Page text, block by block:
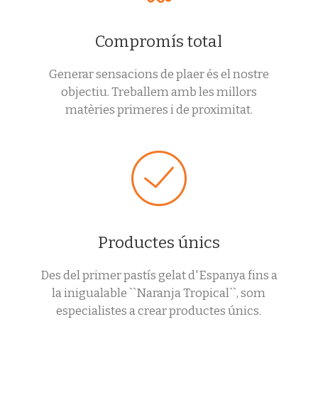
Compromís total
Generar sensacions de plaer és el nostre
objectiu. Treballem amb les millors
matèries primeres i de proximitat.
Productes únics
Des del primer pastís gelat d'Espanya fins a
la inigualable ``Naranja Tropical``, som
especialistes a crear productes únics.